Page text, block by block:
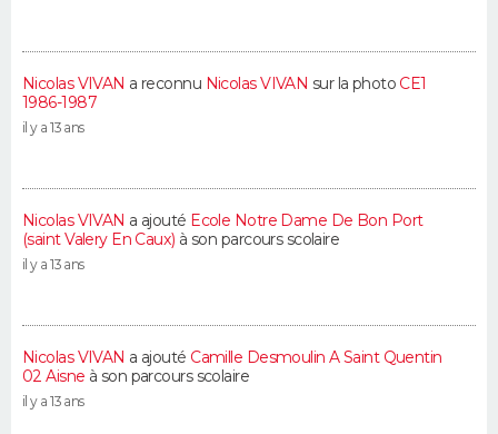
Nicolas VIVAN a reconnu Nicolas VIVAN sur la photo CE1
1986-1987
il y a 13 ans
Nicolas VIVAN a ajouté Ecole Notre Dame De Bon Port
(saint Valery En Caux) à son parcours scolaire
il y a 13 ans
Nicolas VIVAN a ajouté Camille Desmoulin A Saint Quentin
02 Aisne à son parcours scolaire
il y a 13 ans